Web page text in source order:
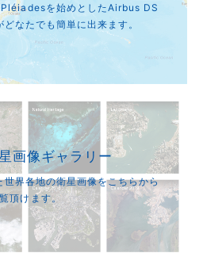
を始めとしたAirbus DS
なたでも簡単に出来ます。
画像ギャラリー
界各地の衛星画像をこちらから
頂けます。